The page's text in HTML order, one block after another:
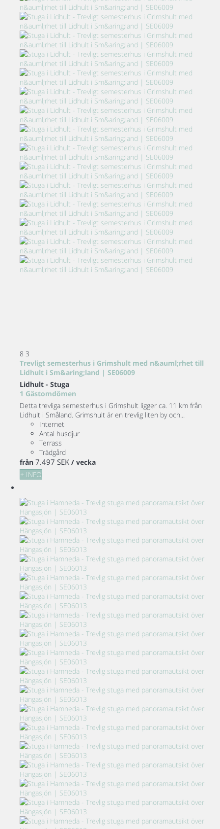
8 3
Trevligt semesterhus i Grimshult med n&auml;rhet till
Lidhult i Sm&aring;land | SE06009
Lidhult - Stuga
1 Gästomdömen
Detta trevliga semesterhus i Grimshult ligger ca. 11 km från
Lidhult i Småland. Grimshult är en trevlig liten by och...
Internet
Antal husdjur
Terrass
Trädgård
från 7.497 SEK / vecka
+ INFO